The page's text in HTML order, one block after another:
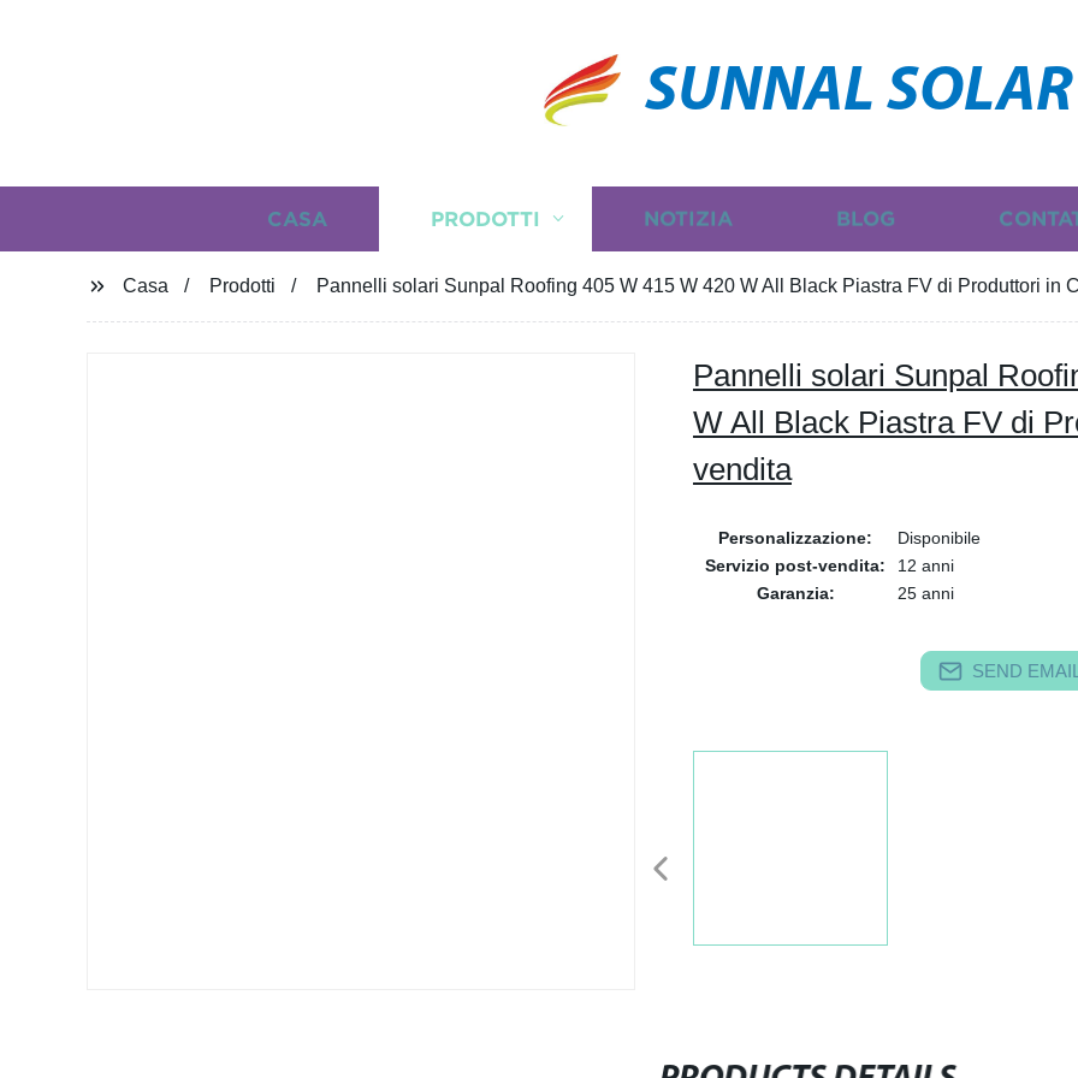
SUNNAL SOLAR
CASA PRODOTTI NOTIZIA BLOG
Casa Prodotti Pannelli solari Sunpal Roofing 405 W 415 W 420 W All Black Piastra FV di Produttori in
Pannelli solari Sunpal
W All Black Piastra FV di
vendita
Personalizzazione:
Disponibile
Servizio post-vendita:
12 anni
Garanzia:
25 anni
SEND